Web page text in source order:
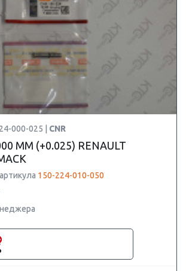
000-025 | CNR
ММ (+0.025) RENAULT
150-224-010-050